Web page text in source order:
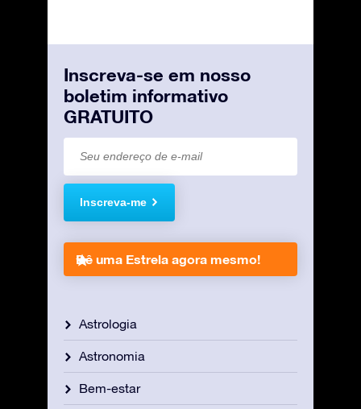
Inscreva-se em nosso
boletim informativo
GRATUITO
Inscreva-me
Dê uma Estrela agora mesmo!
Astrologia
Astronomia
Bem-estar